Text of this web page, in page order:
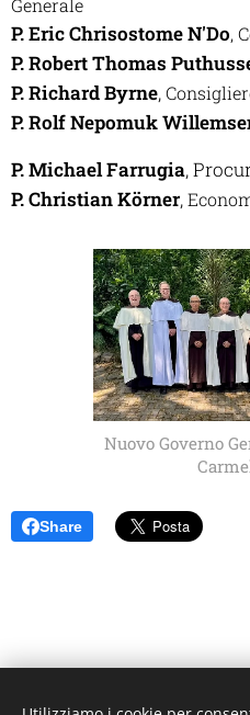
Generale
P. Eric Chrisostome N'Do,
P. Robert Thomas
P. Richard Byrne,
P. Rolf Nepomuk
P. Michael Farrugia,
P. Christian Körner,
Nuovo Governo
Share